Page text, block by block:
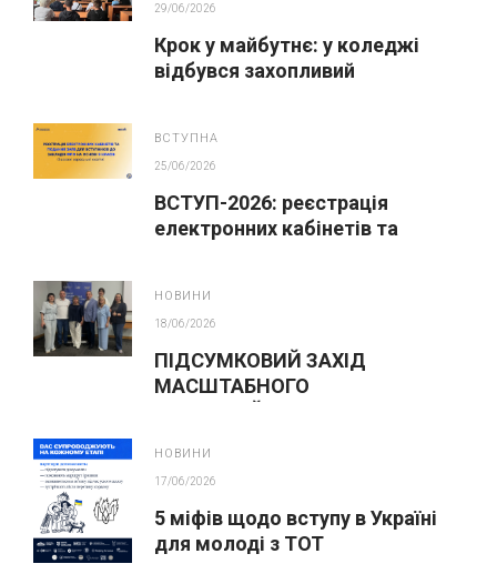
29/06/2026
Крок у майбутнє: у коледжі
відбувся захопливий
ВСТУПНА
25/06/2026
ВСТУП-2026: реєстрація
електронних кабінетів та
НОВИНИ
18/06/2026
ПІДСУМКОВИЙ ЗАХІД
МАСШТАБНОГО
НОВИНИ
17/06/2026
5 міфів щодо вступу в Україні
для молоді з ТОТ